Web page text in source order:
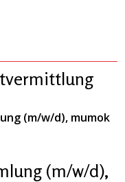
(m/w/d), mumok
(m/w/d),